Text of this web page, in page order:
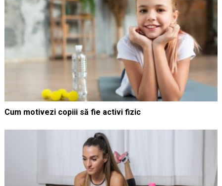
Cum motivezi copiii să fie activi fizic